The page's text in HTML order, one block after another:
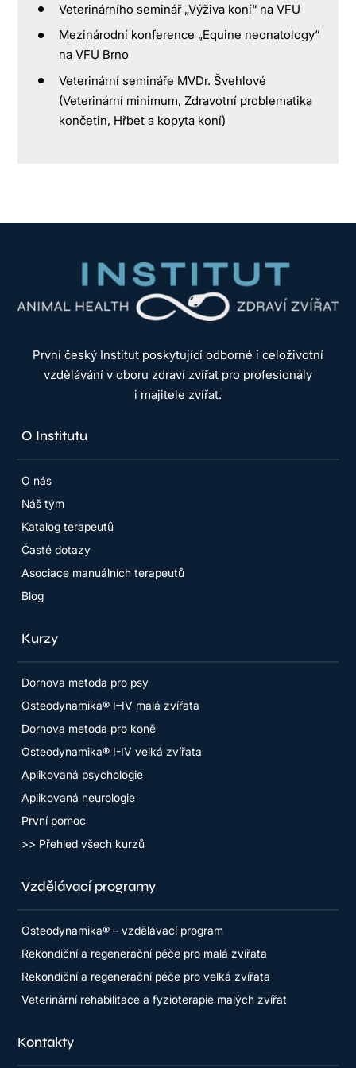
Veterinárního seminář „Výživa koní“ na VFU
Mezinárodní konference „Equine neonatology“
na VFU Brno
Veterinární semináře MVDr. Švehlové
(Veterinární minimum, Zdravotní problematika
končetin, Hřbet a kopyta koní)
První český Institut poskytující odborné i celoživotní
vzdělávání v oboru zdraví zvířat pro profesionály
i majitele zvířat.
O Institutu
O nás
Náš tým
Katalog terapeutů
Časté dotazy
Asociace manuálních terapeutů
Blog
Kurzy
Dornova metoda pro psy
Osteodynamika® I–IV malá zvířata
Dornova metoda pro koně
Osteodynamika® I-IV velká zvířata
Aplikovaná psychologie
Aplikovaná neurologie
První pomoc
>> Přehled všech kurzů
Vzdělávací programy
Osteodynamika® – vzdělávací program
Rekondiční a regenerační péče pro malá zvířata
Rekondiční a regenerační péče pro velká zvířata
Veterinární rehabilitace a fyzioterapie malých zvířat
Kontakty